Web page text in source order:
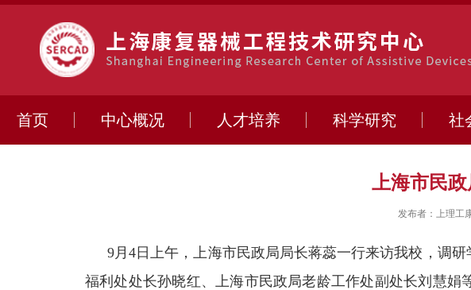
首页 中心概况 人才培养 科学研究 社
上海市民
发布者：上理工
9月4 日上午，上海市民政局局长蒋蕊一行来访我校，调
福利处处长孙晓红、上海市民政局老龄工作处副处长刘慧娟